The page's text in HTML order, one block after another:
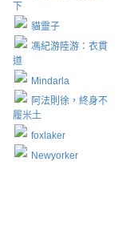
下
貓靈子
馮紀游陸游：衣貫
道
Mindarla
阿法則徐，終身不
履米土
foxlaker
Newyorker